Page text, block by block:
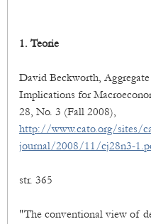
1. Teorie
David Beckworth,
Implications for
28, No. 3 (Fall 2008),
http://www.cato.org/sites/
journal/2008/11/cj28n3-
str. 365
"The conventional view of